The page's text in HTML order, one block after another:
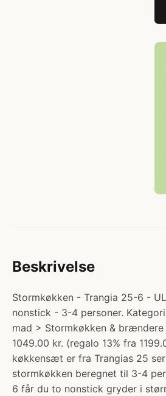
Beskrivelse
Stormkøkken - Trangia 25-6 -
nonstick - 3-4 personer.
mad > Stormkøkken &
1049.00 kr. (regalo 13% fra
køkkensæt er fra Trangias 25
stormkøkken beregnet til 3-4
6 får du to nonstick gryder i